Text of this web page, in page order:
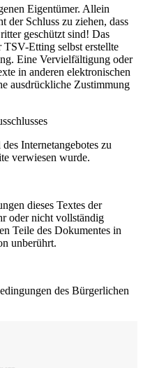
Eigentümer. Allein
der Schluss zu ziehen, dass
geschützt sind! Das
Etting selbst erstellte
Eine Vervielfältigung oder
in anderen elektronischen
ausdrückliche Zustimmung
Internetangebotes zu
verwiesen wurde.
dieses Textes der
oder nicht vollständig
Teile des Dokumentes in
unberührt.
des Bürgerlichen